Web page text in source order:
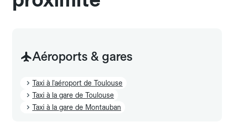
Aéroports & gares
Taxi à l'aéroport de Toulouse
Taxi à la gare de Toulouse
Taxi à la gare de Montauban